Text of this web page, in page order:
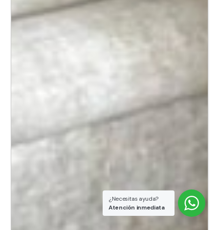
¿Necesitas ayuda?
Atención inmediata